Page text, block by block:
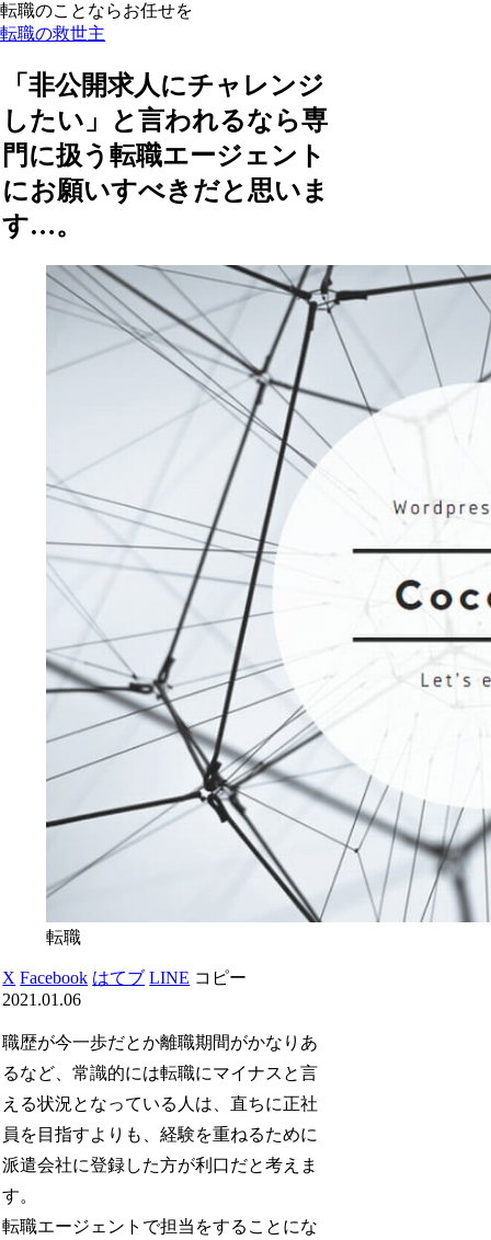
転職のことならお任せを
転職の救世主
「非公開求人にチャレンジ
したい」と言われるなら専
門に扱う転職エージェント
にお願いすべきだと思いま
す…。
転職
X Facebook はてブ LINE コピー
2021.01.06
職歴が今一歩だとか離職期間がかなりあ
るなど、常識的には転職にマイナスと言
える状況となっている人は、直ちに正社
員を目指すよりも、経験を重ねるために
派遣会社に登録した方が利口だと考えま
す。
転職エージェントで担当をすることにな